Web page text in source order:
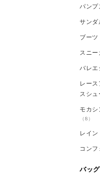
パンプ
サンダ
ブーツ
スニー
バレエ
レー
スシュ
モカ
（8）
レイ
コン
バッグ